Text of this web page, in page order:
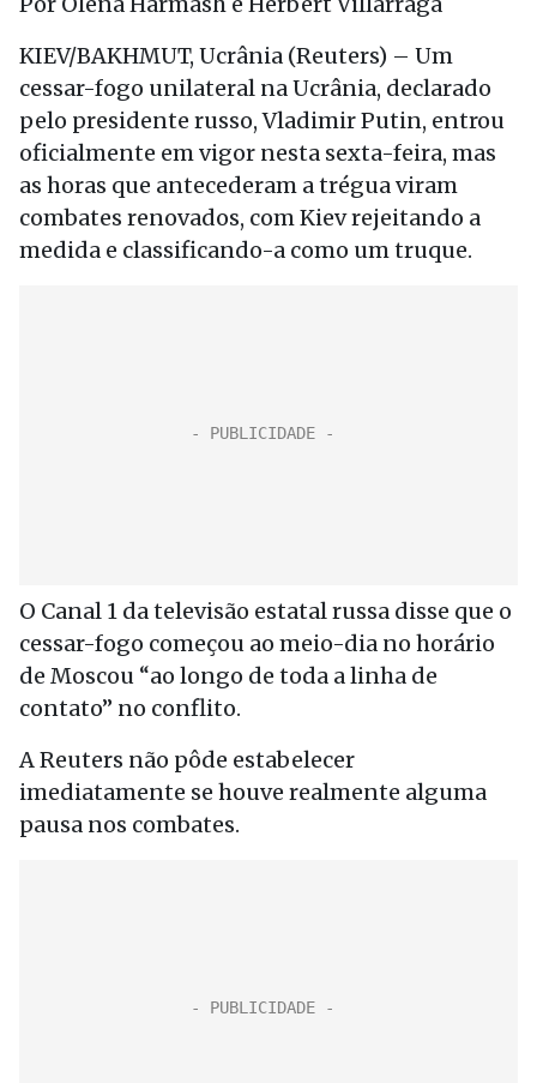
KIEV/BAKHMUT, Ucrânia (Reuters) – Um
cessar-fogo unilateral na Ucrânia, declarado
pelo presidente russo, Vladimir Putin, entrou
oficialmente em vigor nesta sexta-feira, mas
as horas que antecederam a trégua viram
combates renovados, com Kiev rejeitando a
medida e classificando-a como um truque.
O Canal 1 da televisão estatal russa disse que o
cessar-fogo começou ao meio-dia no horário
de Moscou “ao longo de toda a linha de
contato” no conflito.
A Reuters não pôde estabelecer
imediatamente se houve realmente alguma
pausa nos combates.